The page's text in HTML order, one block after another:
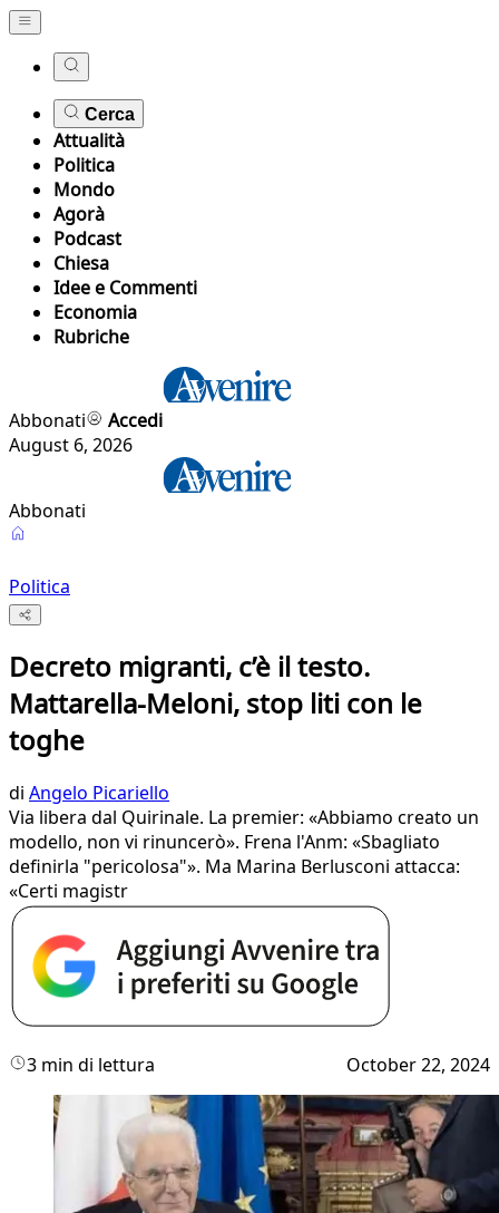
Cerca
Attualità
Politica
Mondo
Agorà
Podcast
Chiesa
Idee e Commenti
Economia
Rubriche
Abbonati
Accedi
August 6, 2026
Abbonati
Politica
Decreto migranti, c’è il testo.
Mattarella-Meloni, stop liti con le
toghe
di Angelo Picariello
Via libera dal Quirinale. La premier: «Abbiamo creato un
modello, non vi rinuncerò». Frena l'Anm: «Sbagliato
definirla "pericolosa"». Ma Marina Berlusconi attacca:
«Certi magistr
3 min di lettura October 22, 2024